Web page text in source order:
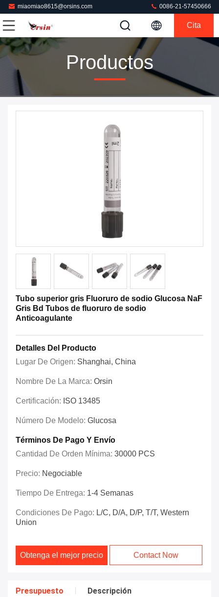
miaomiao8615@orsins.com 0086-21-57450666
Cita
Productos
Tubo superior gris Fluoruro de sodio Glucosa NaF
Gris Bd Tubos de fluoruro de sodio
Anticoagulante
Detalles Del Producto
Lugar De Origen: Shanghai, China
Nombre De La Marca: Orsin
Certificación: ISO 13485
Número De Modelo: Glucosa
Términos De Pago Y Envío
Cantidad De Orden Mínima: 30000 PCS
Precio: Negociable
Tiempo De Entrega: 1-4 Semanas
Condiciones De Pago: L/C, D/A, D/P, T/T, Western
Union
Obtenga el mejor precio Contact Now
Presupuesto Descripción